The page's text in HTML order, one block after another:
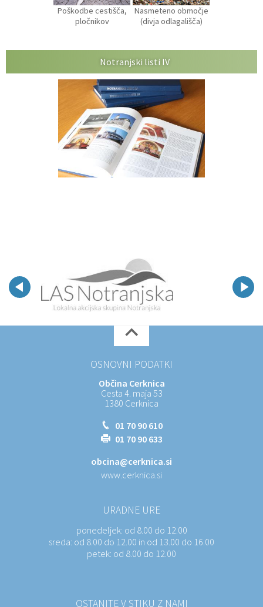
Poškodbe cestišča,
pločnikov
Nasmeteno območje
(divja odlagališča)
Notranjski listi IV
OSNOVNI PODATKI
Občina Cerknica
Cesta 4. maja 53
1380 Cerknica
01 70 90 610
01 70 90 633
obcina@cerknica.si
www.cerknica.si
URADNE URE
ponedeljek: od 8.00 do 12.00
sreda: od 8.00 do 12.00 in od 13.00 do 16.00
petek: od 8.00 do 12.00
OSTANITE V STIKU Z NAMI